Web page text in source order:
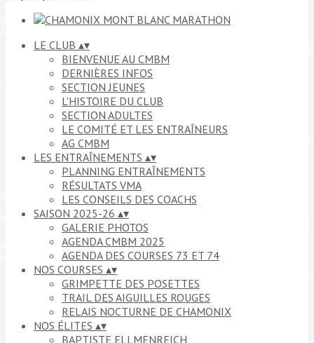
LE CLUB ▴▾
BIENVENUE AU CMBM
DERNIÈRES INFOS
SECTION JEUNES
L'HISTOIRE DU CLUB
SECTION ADULTES
LE COMITÉ ET LES ENTRAÎNEURS
AG CMBM
LES ENTRAÎNEMENTS ▴▾
PLANNING ENTRAÎNEMENTS
RÉSULTATS VMA
LES CONSEILS DES COACHS
SAISON 2025-26 ▴▾
GALERIE PHOTOS
AGENDA CMBM 2025
AGENDA DES COURSES 73 ET 74
NOS COURSES ▴▾
GRIMPETTE DES POSETTES
TRAIL DES AIGUILLES ROUGES
RELAIS NOCTURNE DE CHAMONIX
NOS ÉLITES ▴▾
BAPTISTE ELLMENREICH